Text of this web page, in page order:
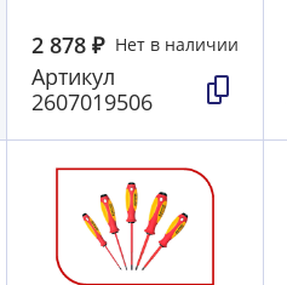
2 878₽ Нет в наличии
Артикул
2607019506